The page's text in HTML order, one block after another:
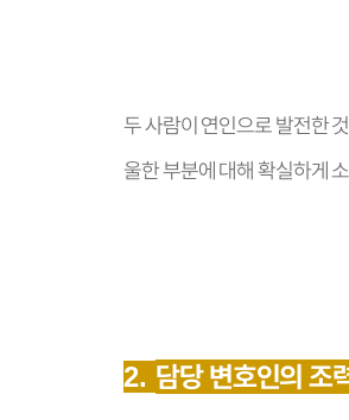
두 사람이 연인으로 발전한
울한 부분에 대해 확실하게
2. 담당 변호인의 조